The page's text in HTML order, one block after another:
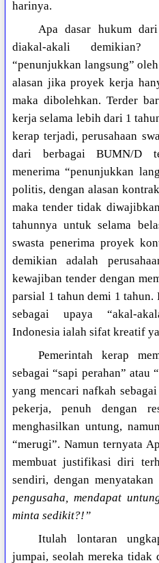
harinya.
Apa dasar hukum
diakal-akali
“penunjukkan langsung”
alasan jika proyek kerja
maka dibolehkan. Terder
kerja selama lebih dari 1
kerap terjadi, perusahaan
dari berbagai BUMN/D
menerima “penunjukkan
politis, dengan alasan
maka tender tidak
tahunnya untuk selama
swasta penerima proyek
demikian adalah
kewajiban tender dengan
parsial 1 tahun demi 1
sebagai upaya “akal-
Indonesia ialah sifat kreatif
Pemerintah kerap
sebagai “sapi perahan”
yang mencari nafkah
pekerja, penuh dengan
menghasilkan untung,
“merugi”. Namun ternyata
membuat justifikasi diri
sendiri, dengan menyatakan
pengusaha, mendapat
minta sedikit?!”
Itulah lontaran
jumpai, seolah mereka